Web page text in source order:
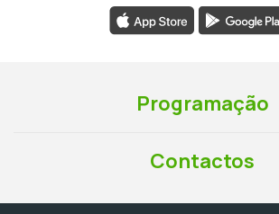
Programação
Contactos